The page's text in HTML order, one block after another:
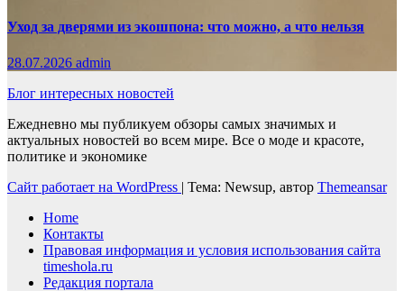
Уход за дверями из экошпона: что можно, а что нельзя
28.07.2026 admin
Блог интересных новостей
Ежедневно мы публикуем обзоры самых значимых и
актуальных новостей во всем мире. Все о моде и красоте,
политике и экономике
Сайт работает на WordPress | Тема: Newsup, автор Themeansar
Home
Контакты
Правовая информация и условия использования сайта
timeshola.ru
Редакция портала